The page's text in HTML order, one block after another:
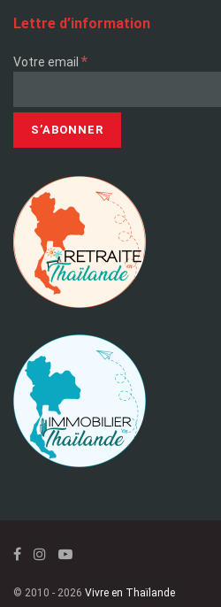
Lettre d’information
Votre email *
© 2010 - 2026 Vivre en Thaïlande